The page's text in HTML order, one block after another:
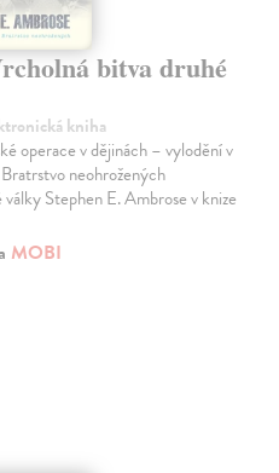
bitva druhé
kniha
operace v dějinách – vylodění v
neohrožených
Stephen E. Ambrose v knize
MOBI